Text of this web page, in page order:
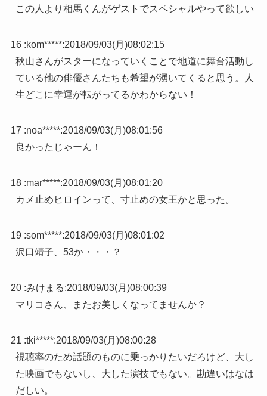
この人より相馬くんがゲストでスペシャルやって欲しい
16 :kom*****:2018/09/03(月)08:02:15
秋山さんがスターになっていくことで地道に舞台活動し
ている他の俳優さんたちも希望が湧いてくると思う。人
生どこに幸運が転がってるかわからない！
17 :noa*****:2018/09/03(月)08:01:56
良かったじゃーん！
18 :mar*****:2018/09/03(月)08:01:20
カメ止めヒロインって、寸止めの女王かと思った。
19 :som*****:2018/09/03(月)08:01:02
沢口靖子、53か・・・？
20 :みけまる:2018/09/03(月)08:00:39
マリコさん、またお美しくなってませんか？
21 :tki*****:2018/09/03(月)08:00:28
視聴率のため話題のものに乗っかりたいだろけど、大し
た映画でもないし、大した演技でもない。勘違いはなは
だしい。